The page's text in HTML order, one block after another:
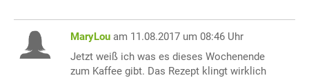
MaryLou am 11.08.2017 um 08:46 Uhr
Jetzt weiß ich was es dieses Wochenende
zum Kaffee gibt. Das Rezept klingt wirklich